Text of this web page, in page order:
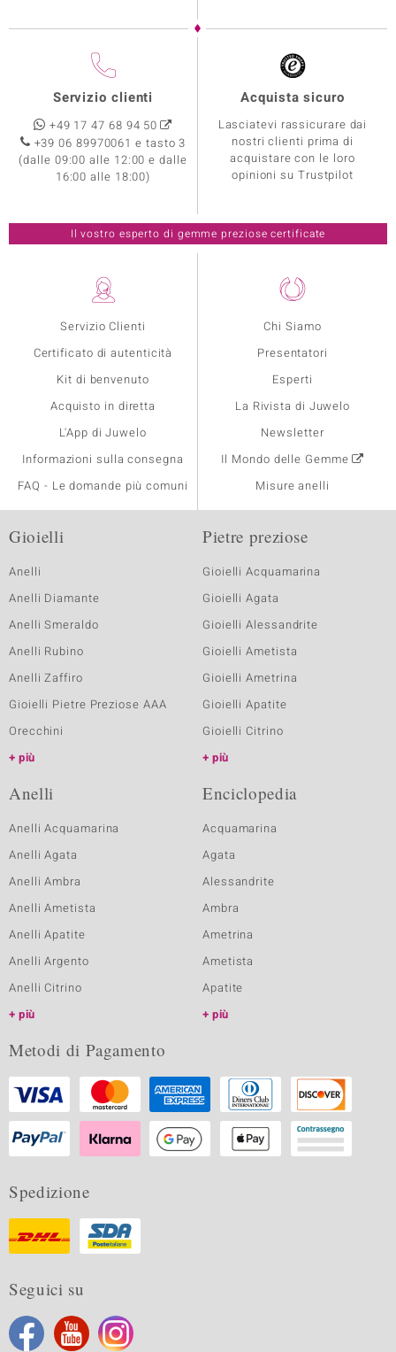
Servizio Clienti
Certificato di autenticità
Kit di benvenuto
Acquisto in diretta
L'App di Juwelo
Informazioni sulla consegna
FAQ - Le domande più comuni
Chi Siamo
Presentatori
Esperti
La Rivista di Juwelo
Newsletter
Il Mondo delle Gemme
Misure anelli
Servizio clienti
+49 17 47 68 94 50
+39 06 89970061 e tasto 3
(dalle 09:00 alle 12:00 e dalle
16:00 alle 18:00)
Acquista sicuro
Lasciatevi rassicurare dai
nostri clienti prima di
acquistare con le loro
opinioni su Trustpilot
Il vostro esperto di gemme preziose certificate
Gioielli
Anelli
Anelli Diamante
Anelli Smeraldo
Anelli Rubino
Anelli Zaffiro
Gioielli Pietre Preziose AAA
Orecchini
più
Pietre preziose
Gioielli Acquamarina
Gioielli Agata
Gioielli Alessandrite
Gioielli Ametista
Gioielli Ametrina
Gioielli Apatite
Gioielli Citrino
più
Anelli
Anelli Acquamarina
Anelli Agata
Anelli Ambra
Anelli Ametista
Anelli Apatite
Anelli Argento
Anelli Citrino
più
Enciclopedia
Acquamarina
Agata
Alessandrite
Ambra
Ametrina
Ametista
Apatite
più
Metodi di Pagamento
Spedizione
Seguici su